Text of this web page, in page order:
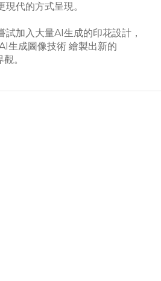
代的方式呈現。
試加入大量AI生成的印花設計，
生成圖像技術 繪製出新的
。